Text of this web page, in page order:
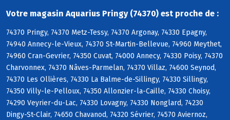
Votre magasin Aquarius Pringy (74370) est proche de :
74370 Pringy, 74370 Metz-Tessy, 74370 Argonay, 74330 Epagny,
74940 Annecy-le-Vieux, 74370 St-Martin-Bellevue, 74960 Meythet,
74960 Cran-Gevrier, 74350 Cuvat, 74000 Annecy, 74330 Poisy, 74370
Charvonnex, 74370 Nâves-Parmelan, 74370 Villaz, 74600 Seynod,
74370 Les Ollières, 74330 La Balme-de-Sillingy, 74330 Sillingy,
74350 Villy-le-Pelloux, 74350 Allonzier-la-Caille, 74330 Choisy,
74290 Veyrier-du-Lac, 74330 Lovagny, 74330 Nonglard, 74230
Dingy-St-Clair, 74650 Chavanod, 74320 Sévrier, 74570 Aviernoz,